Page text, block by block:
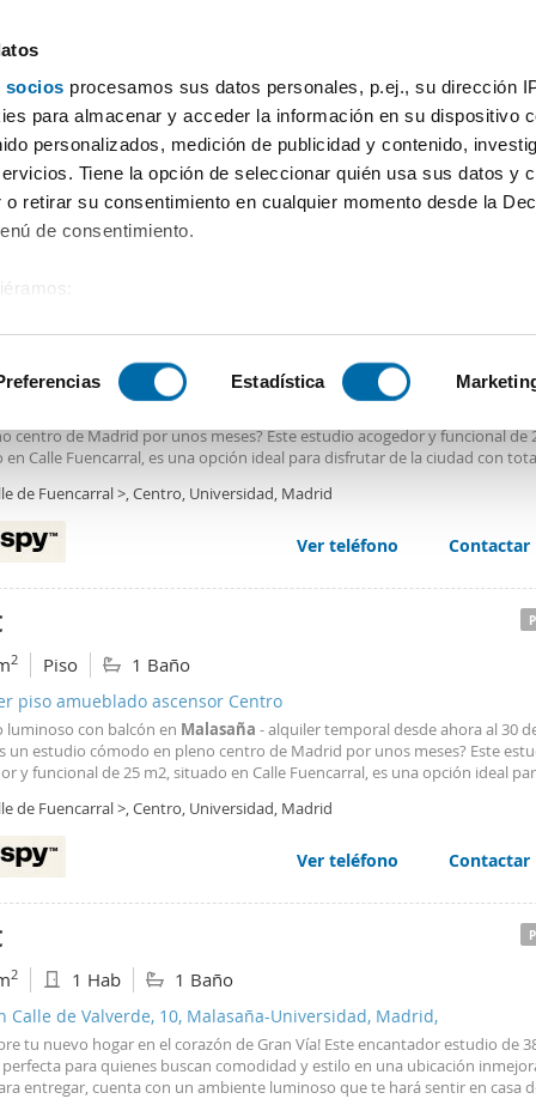
socios procesamos sus datos personales, p.ej., su dirección
para almacenar y acceder la información en su dispositivo
personalizados, medición de publicidad y contenido,
Tiene la opción de seleccionar quién usa sus datos y
retirar su consentimiento en cualquier momento desde la
de consentimiento.
analizándolo activamente para buscar características
cómo se procesan sus datos personales y establezca
de datos. Puede cambiar o retirar su consentimiento en
se usan para personalizar el contenido y los anuncios,
el tráfico. Además, compartimos información sobre el uso
de redes sociales, publicidad y análisis web, quienes
Estadística
Habitaciones Más filtros - 2
piso barato Malasaña Madrid
piso amueblado ascensor Centro
centro de Madrid por unos meses? Este estudio acogedor y funcional de
en Calle Fuencarral, es una opción ideal para disfrutar de la ciudad con
interior amplio, lo que permite
de Fuencarral >, Centro, Universidad, Madrid
Ver teléfono Contactar
2 Piso 1 Baño
piso amueblado ascensor Centro
luminoso con balcón en Malasaña - alquiler temporal desde ahora al 30
un estudio cómodo en pleno centro de Madrid por unos meses? Este
y funcional de 25 m2, situado en Calle Fuencarral, es una opción ideal
cuenta con balcón y vistas a un patio interior
de Fuencarral >, Centro, Universidad, Madrid
Ver teléfono Contactar
2 1 Hab 1 Baño
Calle de Valverde, 10, Malasaña-Universidad, Madrid,
tu nuevo hogar en el corazón de Gran Vía! Este encantador estudio de
para quienes buscan comodidad y estilo en una ubicación
entregar, cuenta con un ambiente luminoso que te hará sentir en casa